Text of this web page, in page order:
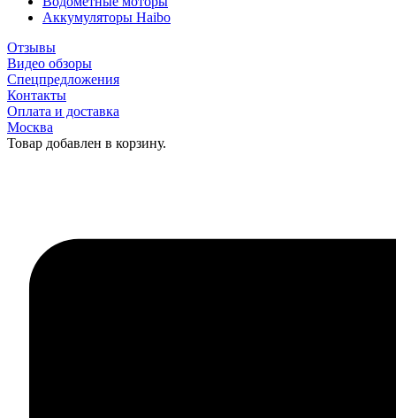
Аккумуляторы Haibo
Отзывы
Видео обзоры
Спецпредложения
Контакты
Оплата и доставка
Москва
Товар добавлен в корзину.